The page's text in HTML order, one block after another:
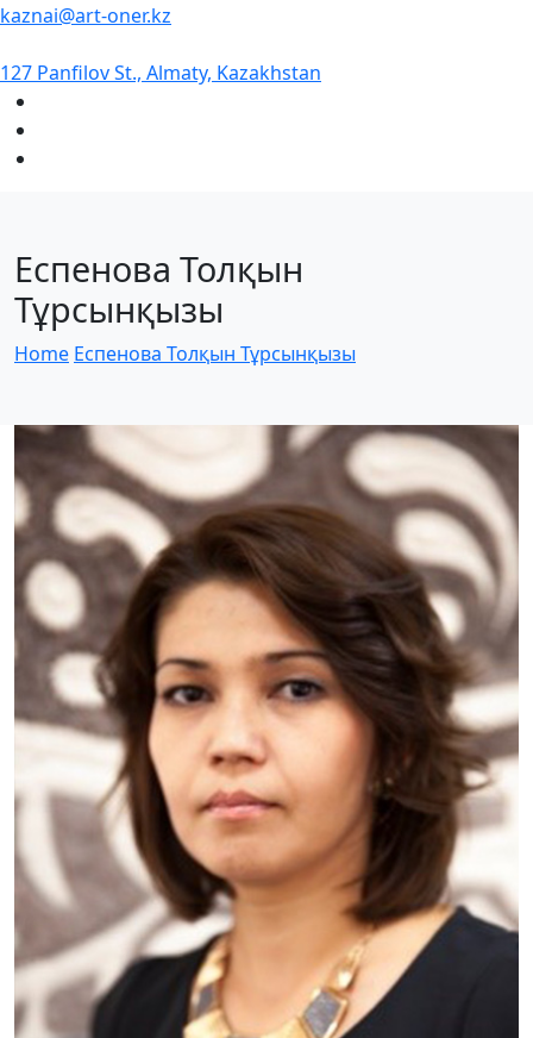
kaznai@art-oner.kz
127 Panfilov St., Almaty, Kazakhstan
Еспенова Толқын
Тұрсынқызы
Home Еспенова Толқын Тұрсынқызы